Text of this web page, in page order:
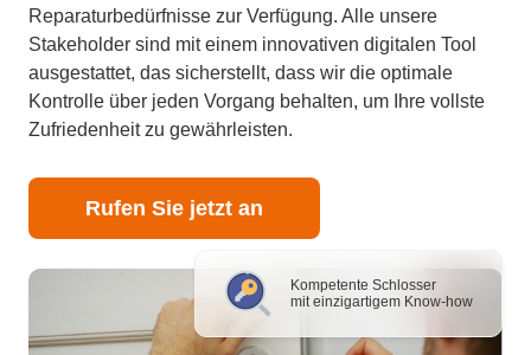
Kompetente Schlosser
mit einzigartigem Know-how
Reparaturbedürfnisse zur Verfügung. Alle unsere
Stakeholder sind mit einem innovativen digitalen Tool
ausgestattet, das sicherstellt, dass wir die optimale
Kontrolle über jeden Vorgang behalten, um Ihre vollste
Zufriedenheit zu gewährleisten.
Rufen Sie jetzt an